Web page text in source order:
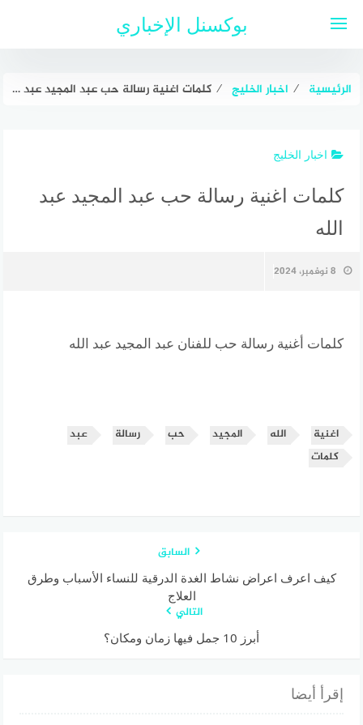
بوكسنل الإخباري
الرئيسية ⁄ اخبار الخليج ⁄ كلمات اغنية رسالة حب عبد المجيد عبد الله
اخبار الخليج
كلمات اغنية رسالة حب عبد المجيد عبد
الله
8 نوفمبر، 2024
كلمات أغنية رسالة حب للفنان عبد المجيد عبد الله
اغنية الله المجيد حب رسالة
عبد
كلمات
السابق
كيف اعرف اعراض نشاط الغدة الدرقية للنساء الأسباب وطرق
العلاج
التالي
أبرز 10 جمل فيها زمان ومكان؟
إقرأ أيضا